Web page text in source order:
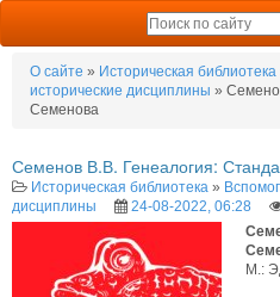
О сайте » Историческая библиотека
исторические дисциплины »
Семенова
Семенов В.В. Генеалогия:
Историческая библиотека »
дисциплины
24-08-2022, 06:28
М.: